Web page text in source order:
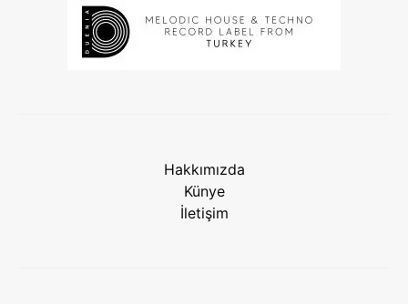
Hakkımızda
Künye
İletişim